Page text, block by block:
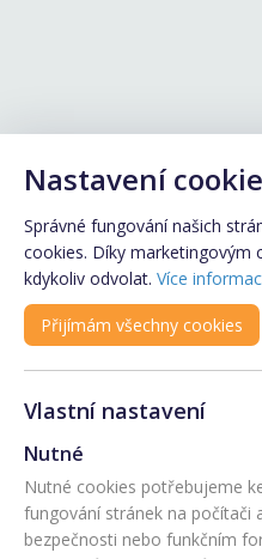
Nastavení
Správné fungování našich
cookies. Díky marketingovým
kdykoliv odvolat. Více
Přijímám všechny cookies
Vlastní nastavení
Nutné
Nutné cookies potřebujeme
fungování stránek na počítači
bezpečnosti nebo funkčním